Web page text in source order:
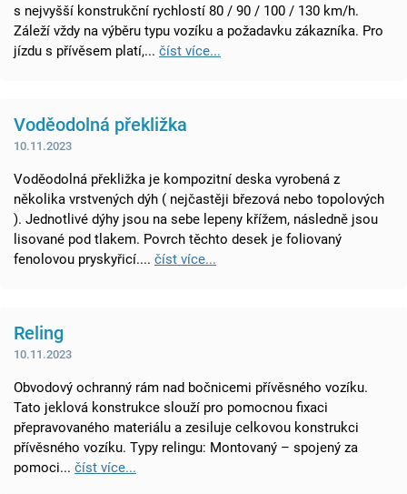
s nejvyšší konstrukční rychlostí 80 / 90 / 100 / 130 km/h.
Záleží vždy na výběru typu vozíku a požadavku zákazníka. Pro
jízdu s přívěsem platí,... číst více...
Voděodolná překližka
10.11.2023
Voděodolná překližka je kompozitní deska vyrobená z
několika vrstvených dýh ( nejčastěji březová nebo topolových
). Jednotlivé dýhy jsou na sebe lepeny křížem, následně jsou
lisované pod tlakem. Povrch těchto desek je foliovaný
fenolovou pryskyřicí.... číst více...
Reling
10.11.2023
Obvodový ochranný rám nad bočnicemi přívěsného vozíku.
Tato jeklová konstrukce slouží pro pomocnou fixaci
přepravovaného materiálu a zesiluje celkovou konstrukci
přívěsného vozíku. Typy relingu: Montovaný – spojený za
pomoci... číst více...